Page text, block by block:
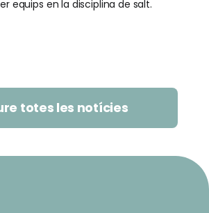
equips en la disciplina de salt.
totes les notícies